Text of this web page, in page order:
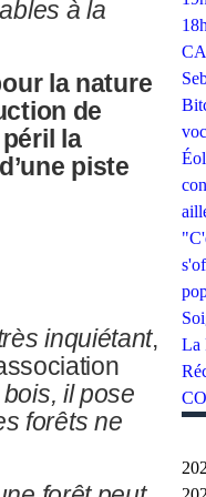
à la
la nature
de
la
piste
inquiétant,
il pose
forêts ne
La